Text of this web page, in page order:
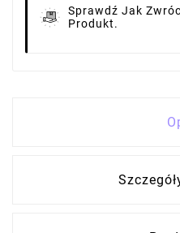
Sprawdź Jak
Produkt.